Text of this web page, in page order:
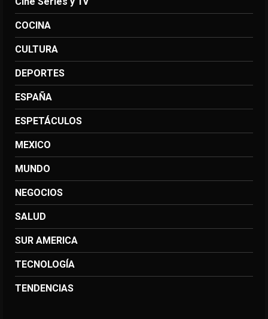
COCINA
CULTURA
DEPORTES
ESPAÑA
ESPETÁCULOS
MEXICO
MUNDO
NEGOCIOS
SALUD
SUR AMERICA
TECNOLOGÍA
TENDENCIAS